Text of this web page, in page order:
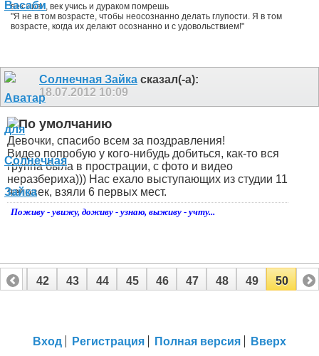
век живи, век учись и дураком помрешь
"Я не в том возрасте, чтобы неосознанно делать глупости. Я в том
возрасте, когда их делают осознанно и с удовольствием!"
Солнечная Зайка сказал(-а):
18.07.2012 10:09
Девочки, спасибо всем за поздравления!
Видео попробую у кого-нибудь добиться, как-то вся
группа была в прострации, с фото и видео
неразбериха))) Нас ехало выступающих из студии 11
человек, взяли 6 первых мест.
Поживу - увижу, доживу - узнаю, выживу - учту...
41 42 43 44 45 46 47 48 49 50
Вход Регистрация Полная версия Вверх